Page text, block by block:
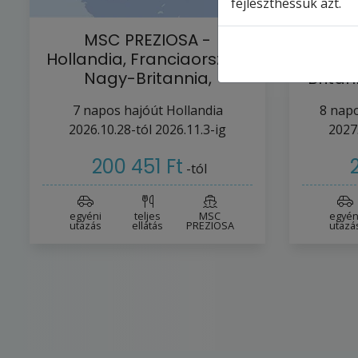
MSC PREZIOSA -
Hollandia, Franciaország,
Nagy-Britannia,
7napos hajóút Hollandia
2026.10.28-tól 2026.11.3-ig
200 451 Ft -tól
egyéni
utazás
teljes
ellátás
MSC
PREZIOSA
8